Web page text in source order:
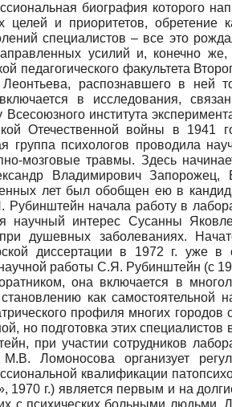
биография которого
и приоритетов, обретение
специалистов – все это
усилий и, конечно
педагогического факультета
распознавшего в ней
в исследования,
института
Отечественной войны в 1941
группа психологов проводила
мозговые травмы. Здесь
Владимирович Запорожец,
лет был обобщен ею в
Рубинштейн начала работу в
научный интерес Сусанны
при душевных заболеваниях.
диссертации в 1972 г. уже в
работы С.Я. Рубинштейн (с
она включается в
как самостоятельной
профиля многих городов
но подготовка этих специалистов
при участии сотрудников
Ломоносова организует
квалификации
1970 г.) является первым и на